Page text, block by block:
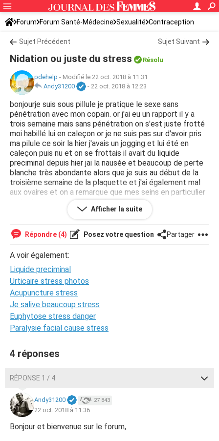
Forum Forum Santé-Médecine Sexualité Contraception
Sujet Précédent Sujet Suivant
Nidation ou juste du stress Résolu
pdehelp - Modifié le 22 oct. 2018 à 11:31
Andy31200
- 22 oct. 2018 à 12:23
bonjourje suis sous pillule je pratique le sexe sans
pénétration avec mon copain. or j'ai eu un rapport il y a
trois semaine mais sans pénétration on s'est juste frotté
moi habillé lui en caleçon or je ne suis pas sur d'avoir pris
ma pilule ce soir la hier j'avais un jogging et lui été en
caleçon puis nu et on se frottais il avait du liquide
preciminal depuis hier jai la nausée et beaucoup de perte
blanche très abondante alors que je suis au début de la
troisième semaine de la plaquette et j'ai également mal
aux ovaires et on a remarque que mes seins en particulier
le droit avait grossi est ce du a une possible grossesse ou
il n'y a aucun risque ? car il me semble que les
j'en avais sur mon ventre aurait il pu descendre ? j'ai vu
dans le calendrier que s'étais mon jours de nidation aussi
j'ai eu beaucoup de perte blanche ce jours la mais j'en ai
pas eu le jours d'après et ma poitrine a grossi et elle est
douloureuse sous pilule mes "fausse règles devrais arriver
dans 10 jours il me semble et j'urine beaucoup plus
souvent alors que je bois moins merci d'avance pour votre
réponse
Afficher la suite
Répondre (4) Posez votre question Partager
A voir également:
Liquide preciminal
Urticaire stress photos
Acupuncture stress
Je salive beaucoup stress
Euphytose stress danger
Paralysie facial cause stress
4 réponses
RÉPONSE 1 / 4
Andy31200 27 843
22 oct. 2018 à 11:36
Bonjour et bienvenue sur le forum,